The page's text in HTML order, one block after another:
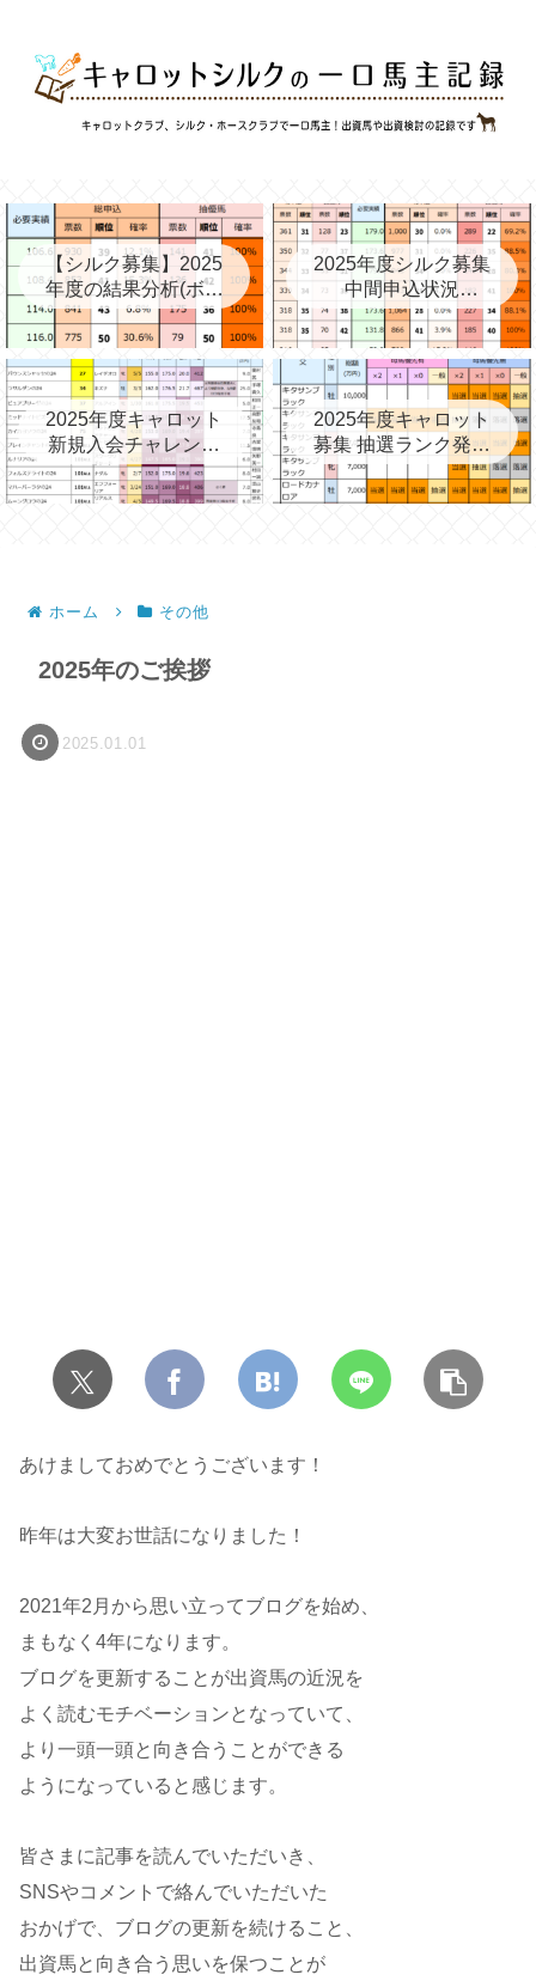
【シルク募集】2025
年度の結果分析(ボー
ダー、確率、昨年度
との比較など)
2025年度シルク募集
中間申込状況
②(08/06)と昨年の中
間③→最終
2025年度キャロット
新規入会チャレンジ
と第2次募集を考える
2025年度キャロット
募集 抽選ランク発表
(09/11)
ホーム その他
2025年のご挨拶
2025.01.01
あけましておめでとうございます！
昨年は大変お世話になりました！
2021年2月から思い立ってブログを始め、
まもなく4年になります。
ブログを更新することが出資馬の近況を
よく読むモチベーションとなっていて、
より一頭一頭と向き合うことができる
ようになっていると感じます。
皆さまに記事を読んでいただいき、
SNSやコメントで絡んでいただいた
おかげで、ブログの更新を続けること、
出資馬と向き合う思いを保つことが